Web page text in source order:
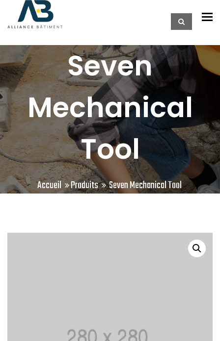
Seven
Mechanical
Tool
Accueil Produits Seven Mechanical Tool